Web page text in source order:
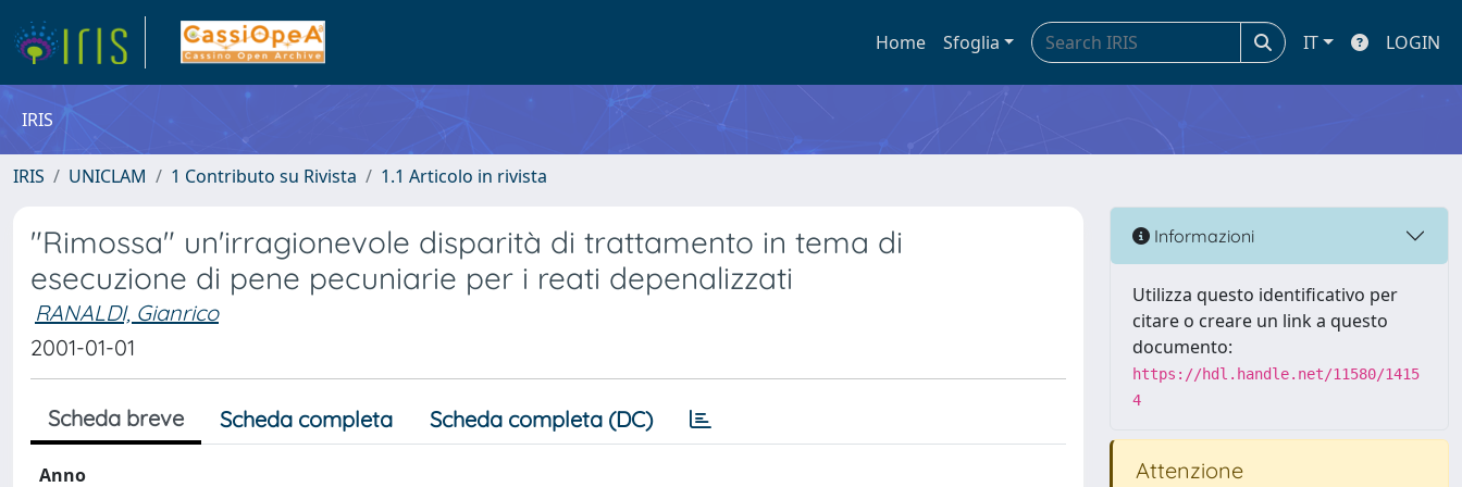
Home Sfoglia IT LOGIN
IRIS
IRIS UNICLAM 1 Contributo su Rivista 1.1 Articolo in rivista
"Rimossa" un'irragionevole disparità di trattamento in tema di
esecuzione di pene pecuniarie per i reati depenalizzati
RANALDI, Gianrico
2001-01-01
Scheda breve Scheda completa Scheda completa (DC)
Anno
Informazioni
Utilizza questo identificativo per
citare o creare un link a questo
documento:
https://hdl.handle.net/11580/1415
4
Attenzione